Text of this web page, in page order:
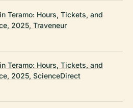
Teramo: Hours, Tickets, and
2025, Traveneur
Teramo: Hours, Tickets, and
2025, ScienceDirect